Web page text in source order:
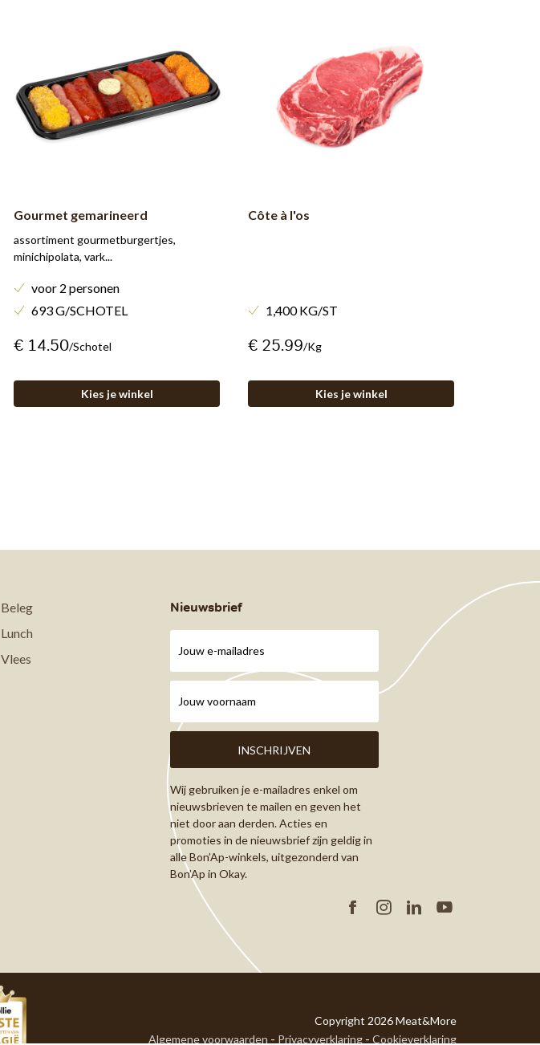
Gourmet gemarineerd
assortiment gourmetburgertjes,
minichipolata, vark...
voor 2 personen
693 G/SCHOTEL
€ 14.50/schotel
Kies je winkel
Côte à l'os
1,400 KG/ST
€ 25.99/kg
Kies je winkel
Beleg
Lunch
Vlees
Nieuwsbrief
Wij gebruiken je e-mailadres enkel om
nieuwsbrieven te mailen en geven het
niet door aan derden. Acties en
promoties in de nieuwsbrief zijn geldig in
alle Bon’Ap-winkels, uitgezonderd van
Bon’Ap in Okay.
FacebookInstagram
Linkedin
Copyright 2026 Meat&More
Algemene voorwaarden
Privacyverklaring Cookieverklaring